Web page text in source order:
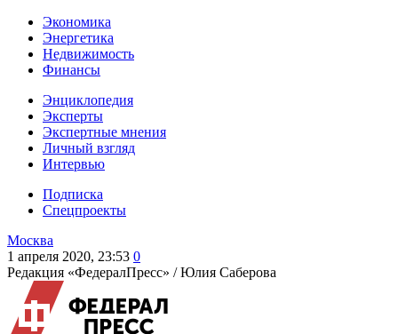
Экономика
Энергетика
Недвижимость
Финансы
Энциклопедия
Эксперты
Экспертные мнения
Личный взгляд
Интервью
Подписка
Спецпроекты
Москва
1 апреля 2020, 23:53 0
Редакция «ФедералПресс» /Юлия Саберова